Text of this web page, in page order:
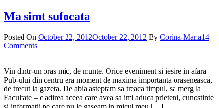
Ma simt sufocata
Posted On October 22, 2012October 22, 2012 By Corina-Maria14
Comments
Vin dintr-un oras mic, de munte. Orice eveniment si iesire in afara
Pub-ului din centru era moment de maxima importanta oraseneasca,
de trecut la gazeta. De abia asteptam sa treaca timpul, sa merg la
Facultate – cladirea aceea care avea sa imi aduca prieteni, cunostinte
si informatii pe care nu le gaseam in micul meu […]